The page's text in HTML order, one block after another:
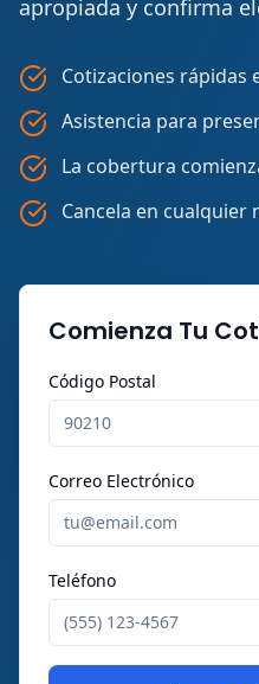
apropiada y confirma
Cotizaciones rápidas
Asistencia para
La cobertura
Cancela en cualquier
Comienza Tu
Código Postal
Correo Electrónico
Teléfono